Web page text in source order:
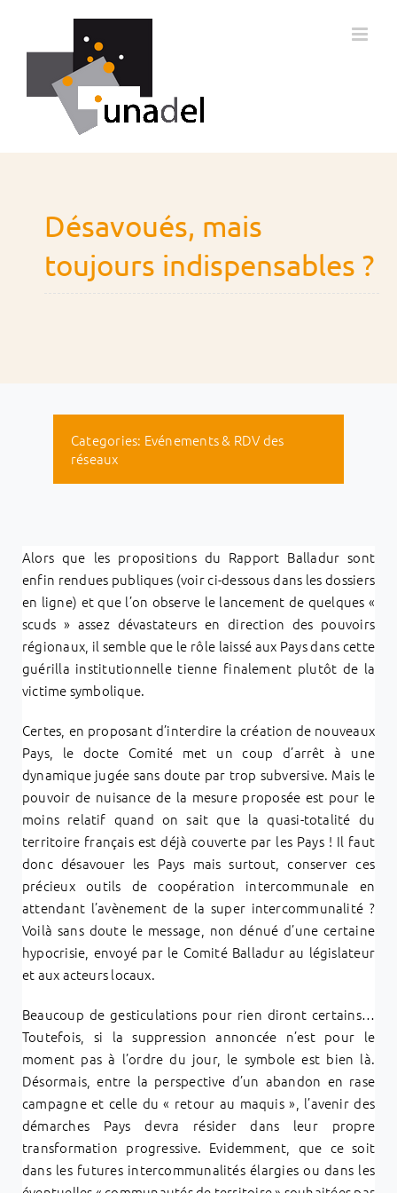
contenu
Désavoués, mais
toujours indispensables ?
Categories: Evénements & RDV des
réseaux
Alors que les propositions du Rapport Balladur sont
enfin rendues publiques (voir ci-dessous dans les dossiers
en ligne) et que l’on observe le lancement de quelques «
scuds » assez dévastateurs en direction des pouvoirs
régionaux, il semble que le rôle laissé aux Pays dans cette
guérilla institutionnelle tienne finalement plutôt de la
victime symbolique.
Certes, en proposant d’interdire la création de nouveaux
Pays, le docte Comité met un coup d’arrêt à une
dynamique jugée sans doute par trop subversive. Mais le
pouvoir de nuisance de la mesure proposée est pour le
moins relatif quand on sait que la quasi-totalité du
territoire français est déjà couverte par les Pays ! Il faut
donc désavouer les Pays mais surtout, conserver ces
précieux outils de coopération intercommunale en
attendant l’avènement de la super intercommunalité ?
Voilà sans doute le message, non dénué d’une certaine
hypocrisie, envoyé par le Comité Balladur au législateur
et aux acteurs locaux.
Beaucoup de gesticulations pour rien diront certains…
Toutefois, si la suppression annoncée n’est pour le
moment pas à l’ordre du jour, le symbole est bien là.
Désormais, entre la perspective d’un abandon en rase
campagne et celle du « retour au maquis », l’avenir des
démarches Pays devra résider dans leur propre
transformation progressive. Evidemment, que ce soit
dans les futures intercommunalités élargies ou dans les